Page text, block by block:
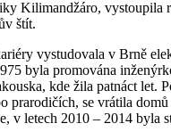
Kilimandžáro, vystoupila
štít.
vystudovala v Brně
byla promována
kde žila patnáct let.
prarodičích, se vrátila domů
v letech 2010 – 2014 byla